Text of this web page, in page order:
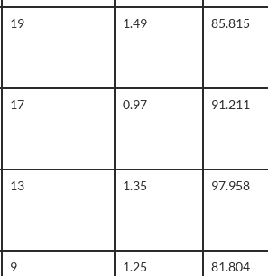
19 1.49 85.815
17 0.97 91.211
13 1.35 97.958
9 1.25 81.804